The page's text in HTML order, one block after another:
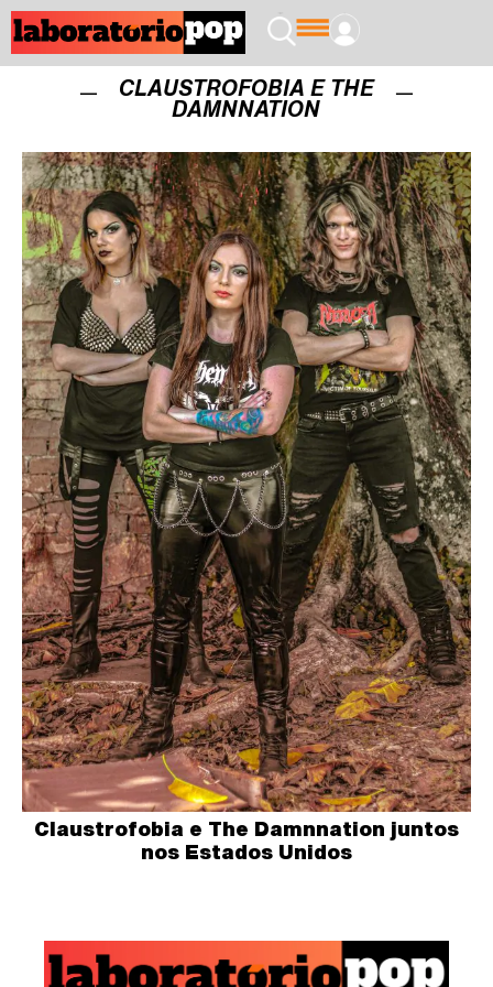
CLAUSTROFOBIA E THE
DAMNNATION
Claustrofobia e The Damnnation juntos
nos Estados Unidos